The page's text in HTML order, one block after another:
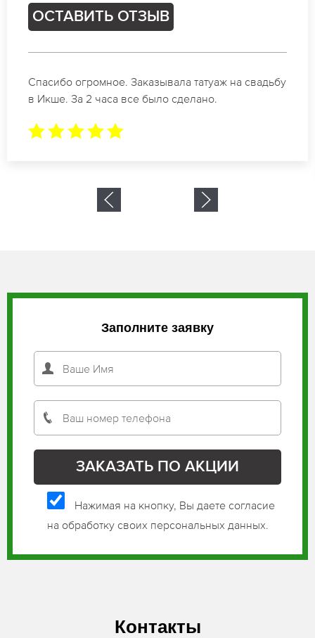
ОСТАВИТЬ ОТЗЫВ
Отличные специалисты своего дела по
коррекции бровей в Икше. Замечательный
Заполните заявку
Нажимая на кнопку, Вы даете согласие
на обработку своих персональных данных.
Контакты